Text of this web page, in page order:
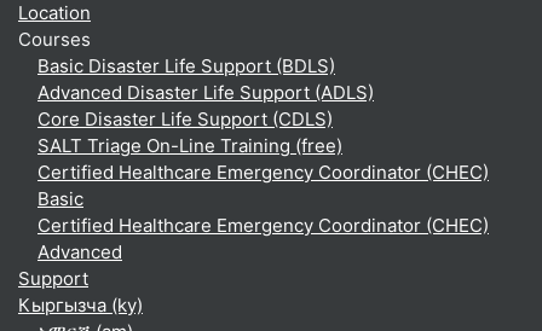
Location
Courses
Basic Disaster Life Support (BDLS)
Advanced Disaster Life Support (ADLS)
Core Disaster Life Support (CDLS)
SALT Triage On-Line Training (free)
Certified Healthcare Emergency Coordinator (CHEC)
Basic
Certified Healthcare Emergency Coordinator (CHEC)
Advanced
Support
Кыргызча ‎(ky)‎